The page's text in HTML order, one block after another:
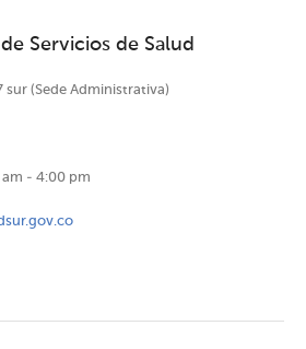
Servicios de Salud
sur (Sede Administrativa)
am - 4:00 pm